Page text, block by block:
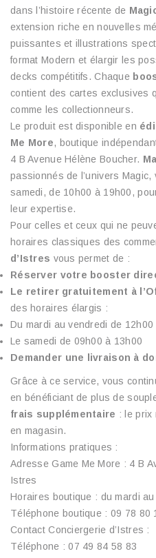
dans l’histoire récente de
extension riche en nouvelles
puissantes et illustrations
format Modern et élargir les
decks compétitifs. Chaque
contient des cartes exclusives
comme les collectionneurs.
Le produit est disponible en
Me More, boutique
4 B Avenue Hélène Boucher.
passionnés de l’univers
samedi, de 10h00 à 19h00,
leur expertise.
Pour celles et ceux qui ne
horaires classiques des
d’Istres vous permet de :
Réserver votre booster
Le retirer gratuitement à
des horaires élargis :
Du mardi au vendredi de
Le samedi de 09h00 à 13h00
Demander une livraison à
Grâce à ce service, vous
en bénéficiant de plus de
frais supplémentaire : le prix
en magasin.
Informations pratiques :
Adresse Game Me More : 4 B
Istres
Horaires boutique : du mardi
Téléphone boutique : 09 78 80
Contact Conciergerie d’Istres :
Téléphone : 07 49 84 58 83